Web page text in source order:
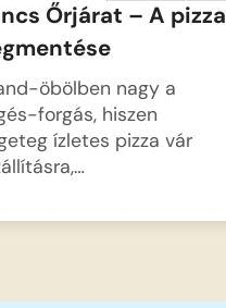
Őrjárat – A pizza
öbölben nagy a
forgás, hiszen
ízletes pizza vár